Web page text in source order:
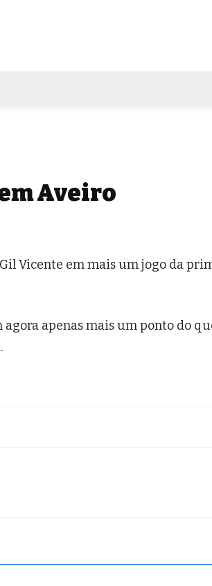
Aveiro
Vicente em mais um jogo da
apenas mais um ponto do